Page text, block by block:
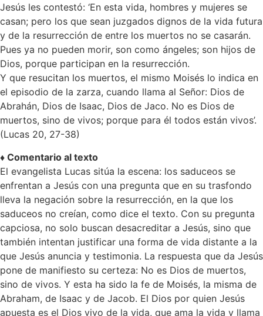
Jesús les contestó: ‘En esta vida, hombres y mujeres se
casan; pero los que sean juzgados dignos de la vida futura
y de la resurrección de entre los muertos no se casarán.
Pues ya no pueden morir, son como ángeles; son hijos de
Dios, porque participan en la resurrección.
Y que resucitan los muertos, el mismo Moisés lo indica en
el episodio de la zarza, cuando llama al Señor: Dios de
Abrahán, Dios de Isaac, Dios de Jaco. No es Dios de
muertos, sino de vivos; porque para él todos están vivos’.
(Lucas 20, 27-38)
♦ Comentario al texto
El evangelista Lucas sitúa la escena: los saduceos se
enfrentan a Jesús con una pregunta que en su trasfondo
lleva la negación sobre la resurrección, en la que los
saduceos no creían, como dice el texto. Con su pregunta
capciosa, no solo buscan desacreditar a Jesús, sino que
también intentan justificar una forma de vida distante a la
que Jesús anuncia y testimonia. La respuesta que da Jesús
pone de manifiesto su certeza: No es Dios de muertos,
sino de vivos. Y esta ha sido la fe de Moisés, la misma de
Abraham, de Isaac y de Jacob. El Dios por quien Jesús
apuesta es el Dios vivo de la vida, que ama la vida y llama